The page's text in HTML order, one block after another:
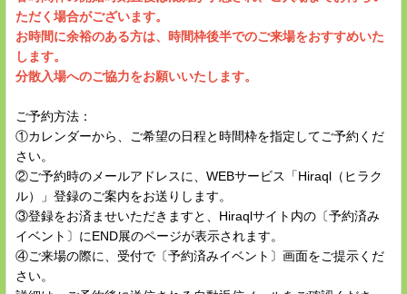
ただく場合がございます。
お時間に余裕のある方は、時間枠後半でのご来場をおすすめいた
します。
分散入場へのご協力をお願いいたします。
ご予約方法：
①カレンダーから、ご希望の日程と時間枠を指定してご予約くだ
さい。
②ご予約時のメールアドレスに、WEBサービス「Hiraql（ヒラク
ル）」登録のご案内をお送りします。
③登録をお済ませいただきますと、Hiraqlサイト内の〔予約済み
イベント〕にEND展のページが表示されます。
④ご来場の際に、受付で〔予約済みイベント〕画面をご提示くだ
さい。